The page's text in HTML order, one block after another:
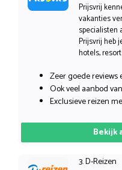
Prijsvrij
vakanties
specialisten
Prijsvrij heb
hotels,
Zeer goede reviews
Ook veel aanbod
Exclusieve reizen
Bekijk
3. D-Reizen